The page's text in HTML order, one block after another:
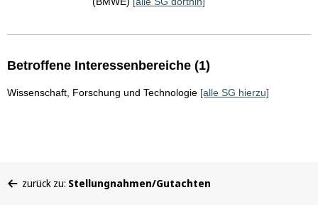
Betroffene Interessenbereiche (1)
Wissenschaft, Forschung und Technologie [alle SG hierzu]
befinden
zurück zu: Stellungnahmen/Gutachten